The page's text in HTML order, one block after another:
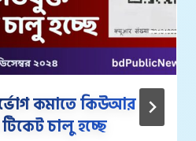
কমাতে কিউআর
চালু হচ্ছে